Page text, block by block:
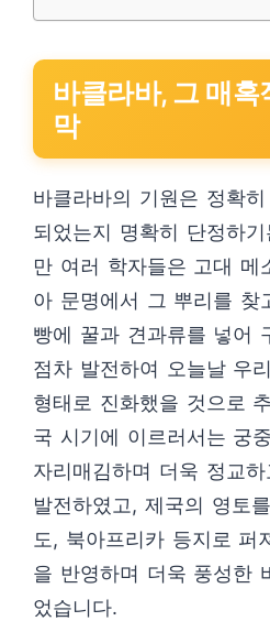
바클라바, 그 매혹
막
바클라바의 기원은 정확
되었는지 명확히 단정하
만 여러 학자들은 고대 메
아 문명에서 그 뿌리를 찾
빵에 꿀과 견과류를 넣어
점차 발전하여 오늘날 우
형태로 진화했을 것으로
국 시기에 이르러서는 궁
자리매김하며 더욱 정교
발전하였고, 제국의 영토
도, 북아프리카 등지로 퍼
을 반영하며 더욱 풍성한
었습니다.